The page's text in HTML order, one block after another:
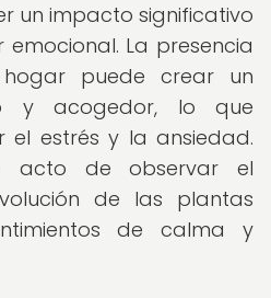
un impacto significativo
La presencia
puede crear un
y acogedor, lo que
el estrés y la ansiedad.
acto de observar el
de las plantas
de calma y